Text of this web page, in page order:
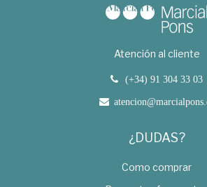
Atención al cliente
(+34) 91 304 33 03
¿DUDAS?
Como comprar